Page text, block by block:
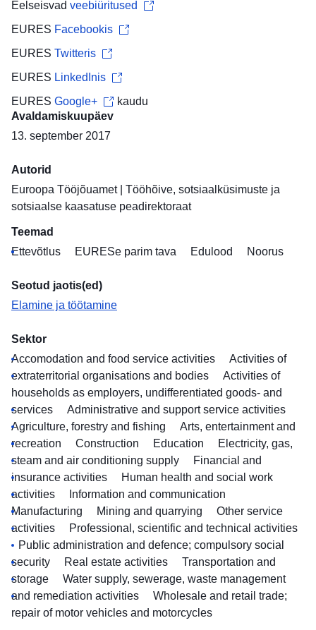
Eelseisvad veebiüritused
EURES Facebookis
EURES Twitteris
EURES LinkedInis
EURES Google+
kaudu
Avaldamiskuupäev
13. september 2017
Autorid
Euroopa Tööjõuamet| Tööhõive, sotsiaalküsimuste ja
sotsiaalse kaasatuse peadirektoraat
Teemad
Ettevõtlus
EURESe parim tava Edulood Noorus
Seotud jaotis(ed)
Elamine ja töötamine
Sektor
Accomodation and food service activities
Activities of
extraterritorial organisations and bodies
Activities of
households as employers, undifferentiated goods- and
services
Administrative and support service activities
Agriculture, forestry and fishing
Arts, entertainment and
recreation
Construction Education
Electricity, gas,
steam and air conditioning supply
Financial and
insurance activities
Human health and social work
activities
Information and communication
Manufacturing
Mining and quarrying
Other service
activities
Professional, scientific and technical activities
Public administration and defence; compulsory social
security
Real estate activities
Transportation and
storage
Water supply, sewerage, waste management
and remediation activities
Wholesale and retail trade;
repair of motor vehicles and motorcycles